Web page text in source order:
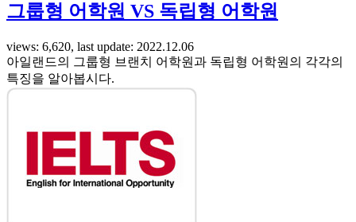
그룹형 어학원 VS 독립형 어학원
views: 6,620, last update: 2022.12.06
아일랜드의 그룹형 브랜치 어학원과 독립형 어학원의 각각의
특징을 알아봅시다.